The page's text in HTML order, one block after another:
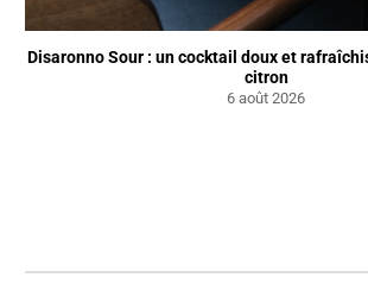
Disaronno Sour : un cocktail doux et
citron
6 août 2026